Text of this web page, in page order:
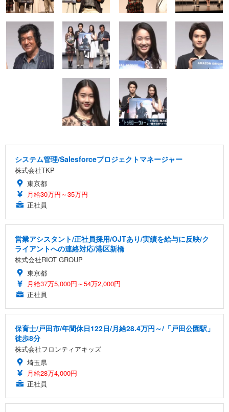
システム管理/Salesforceプロジェクトマネージャー
株式会社TKP
東京都
月給30万円～35万円
正社員
営業アシスタント/正社員採用/OJTあり/実績を給与に反映/ク
ライアントへの連絡対応/港区新橋
株式会社RIOT GROUP
東京都
月給37万5,000円～54万2,000円
正社員
保育士/戸田市/年間休日122日/月給28.4万円～/「戸田公園駅」
徒歩8分
株式会社フロンティアキッズ
埼玉県
月給28万4,000円
正社員